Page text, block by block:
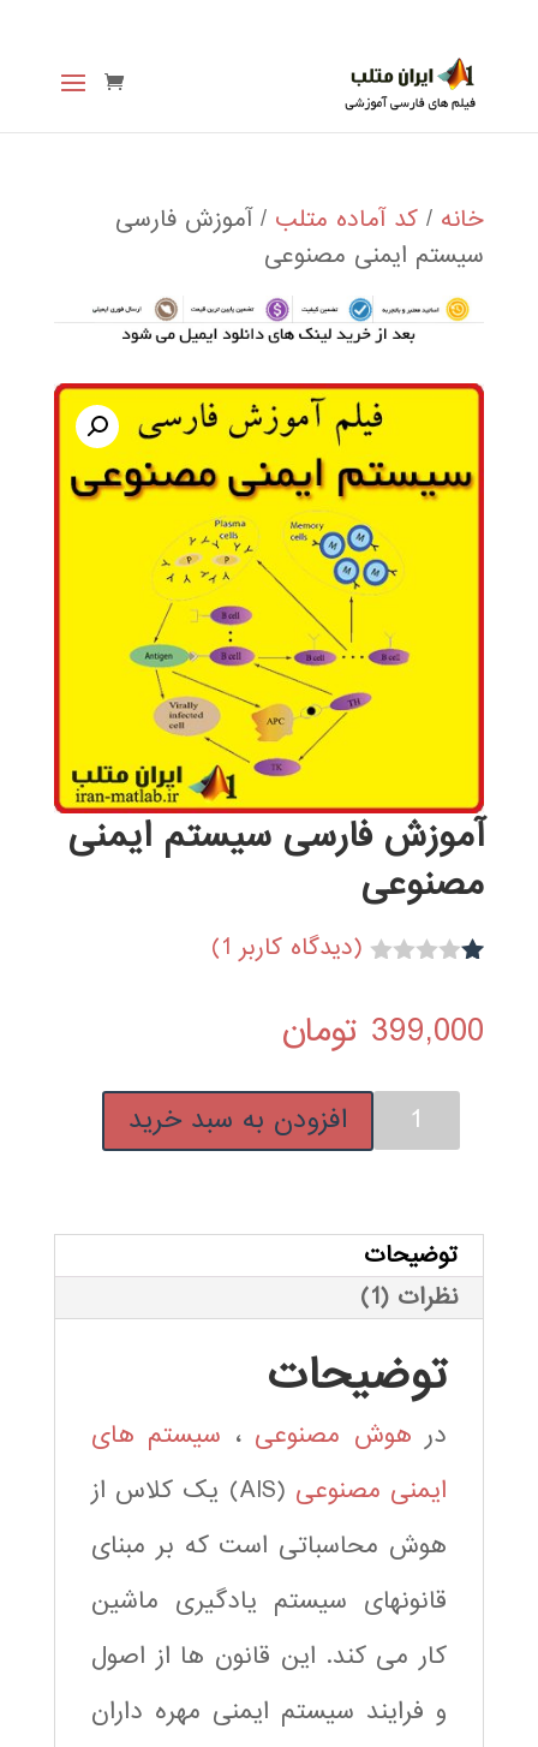
خانه / کد آماده متلب / آموزش فارسی
سیستم ایمنی مصنوعی
آموزش فارسی سیستم ایمنی
مصنوعی
ز
1.
تر
(دیدگاه کاربر 1
)
399,000 تومان
آموزش
فارسی
مصنوعی
عدد
افزودن به سبد خرید
توضیحات
نظرات (1)
توضیحات
در هوش مصنوعی ، سیستم های
ایمنی مصنوعی
(AIS) یک کلاس از
هوش محاسباتی است که بر مبنای
قانونهای سیستم یادگیری ماشین
کار می کند. این قانون ها از اصول
و فرایند سیستم ایمنی مهره داران